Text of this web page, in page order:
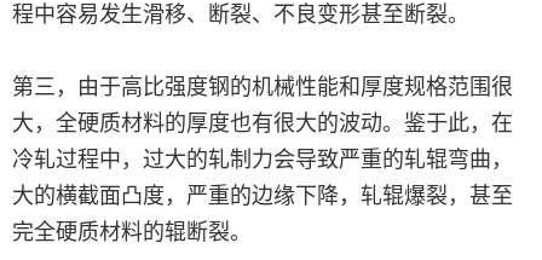
程中容易发生滑移、断裂、不良变形甚至断裂。
第三，由于高比强度钢的机械性能和厚度规格范围很
大，全硬质材料的厚度也有很大的波动。鉴于此，在
冷轧过程中，过大的轧制力会导致严重的轧辊弯曲，
大的横截面凸度，严重的边缘下降，轧辊爆裂，甚至
完全硬质材料的辊断裂。